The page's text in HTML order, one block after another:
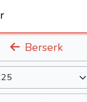
Berserk